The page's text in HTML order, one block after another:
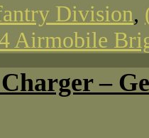
Division,
Airmobile
–